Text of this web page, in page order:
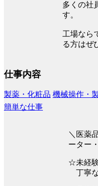
多くの社
す。
工場なら
る方はぜ
仕事内容
製薬・化粧品 機械操作・
簡単な仕事
＼医薬
ーター
☆未経験
丁寧